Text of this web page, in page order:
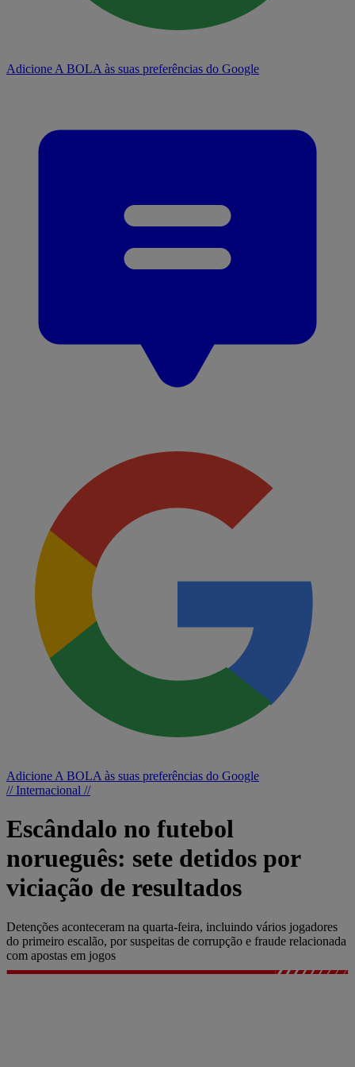
Adicione A BOLA às suas preferências do Google
Adicione A BOLA às suas preferências do Google
// Internacional //
Escândalo no futebol
norueguês: sete detidos por
viciação de resultados
Detenções aconteceram na quarta-feira, incluindo vários jogadores
do primeiro escalão, por suspeitas de corrupção e fraude relacionada
com apostas em jogos